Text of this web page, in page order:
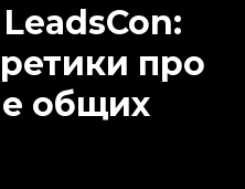
про
общих